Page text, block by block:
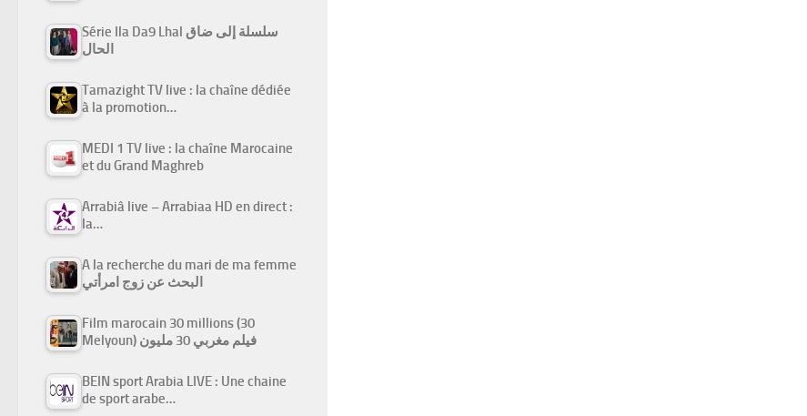
Série Ila Da9 Lhal سلسلة إلى ضاق
الحال
Tamazight TV live : la chaîne dédiée
à la promotion…
MEDI 1 TV live : la chaîne Marocaine
et du Grand Maghreb
Arrabiâ live – Arrabiaa HD en direct :
la…
A la recherche du mari de ma femme
البحث عن زوج امرأتي
Film marocain 30 millions (30
Melyoun) فيلم مغربي 30 مليون
BEIN sport Arabia LIVE : Une chaine
de sport arabe…